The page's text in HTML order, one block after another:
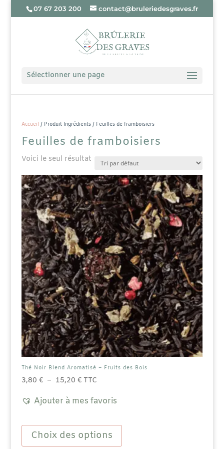
07 67 203 200 contact@bruleriedesgraves.fr
Sélectionner une page
Accueil / Produit Ingrédients / Feuilles de framboisiers
Feuilles de framboisiers
Voici le seul résultat
Thé Noir Blend Aromatisé – Fruits des Bois
3,80 € – 15,20 €Plage
prix :
à
15,20 €
TTC
Ajouter à mes favoris
Choix des options
produit
plusieurs